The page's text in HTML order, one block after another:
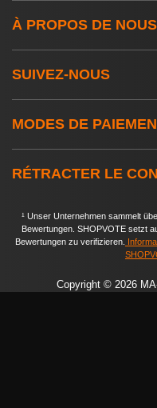
À PROPOS DE NOUS
SUIVEZ-NOUS
MODES DE
RÉTRACTER LE
¹ Unser Unternehmen sammelt
Bewertungen. SHOPVOTE setzt
Bewertungen zu verifizieren.
Copyright © 2026